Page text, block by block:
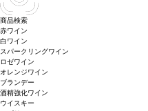
商品検索
赤ワイン
白ワイン
スパークリングワイン
ロゼワイン
オレンジワイン
ブランデー
酒精強化ワイン
ウイスキー